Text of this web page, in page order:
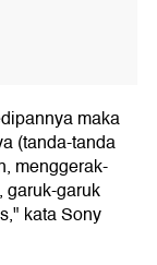
maka
(tanda-tanda
menggerak-
garuk-garuk
kata Sony